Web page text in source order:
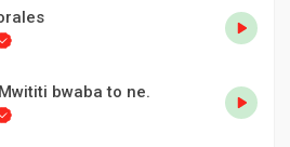
bwaba to ne.